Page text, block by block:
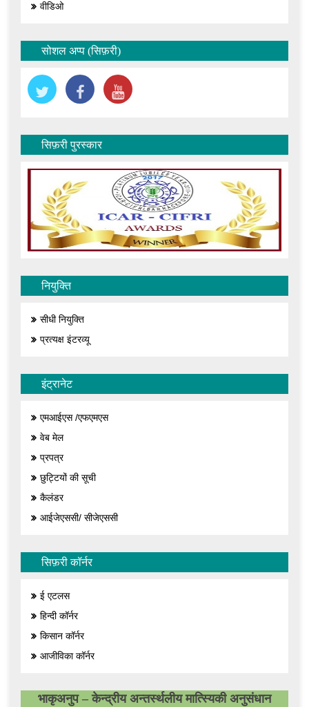
वीडिओ
सोशल अप्प (सिफ़री)
सिफ़री पुरस्कार
नियुक्ति
सीधी नियुक्ति
प्रत्यक्ष इंटरव्यू
इंट्रानेट
एमआईएस /एफएमएस
वेब मेल
प्रपत्र
छुट्टियों की सूची
कैलंडर
आईजेएससी/ सीजेएससी
सिफ़री कॉर्नर
ई एटलस
हिन्दी कॉर्नर
किसान कॉर्नर
आजीविका कॉर्नर
भाकृअनुप – केन्द्रीय अन्तर्स्थलीय मात्स्यिकी अनुसंधान